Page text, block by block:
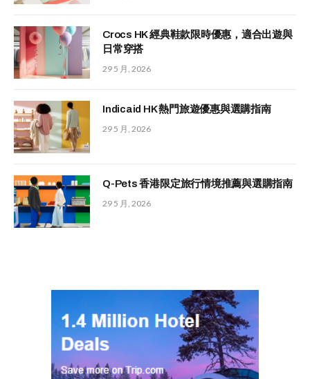
Crocs HK 經典鞋款限時優惠，適合出遊與
日常穿搭
29 5 月, 2026
Indicaid HK 熱門旅遊優惠與選購指南
29 5 月, 2026
Q-Pets 香港限定旅行情境推薦與選購指南
29 5 月, 2026